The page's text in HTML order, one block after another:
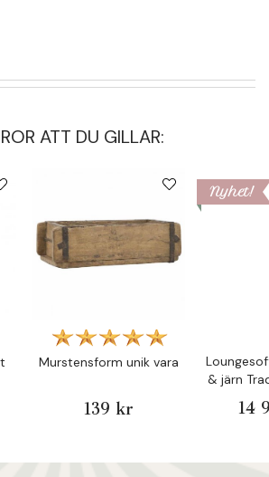
ATT DU GILLAR:
Murstensform unik vara
139 kr
Nyhet!
& järn
14